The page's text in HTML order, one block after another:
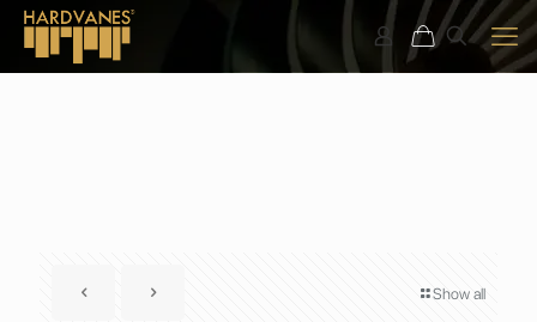
Show all